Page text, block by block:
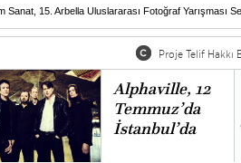
Sanat 15. Arbella Uluslararası Fotoğraf Yarışması
Proje Telif Hakkı
Alphaville, 12
Temmuz’da
İstanbul’da